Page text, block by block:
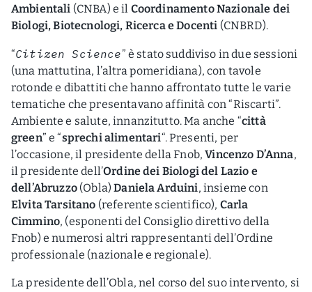
Ambientali (CNBA) e il Coordinamento Nazionale dei
Biologi, Biotecnologi, Ricerca e Docenti (CNBRD).
“Citizen Science” è stato suddiviso in due sessioni
(una mattutina, l’altra pomeridiana), con tavole
rotonde e dibattiti che hanno affrontato tutte le varie
tematiche che presentavano affinità con “Riscarti”.
Ambiente e salute, innanzitutto. Ma anche “città
green” e “sprechi alimentari“. Presenti, per
l’occasione, il presidente della Fnob,Vincenzo D’Anna,
il presidente dell’Ordine dei Biologi del Lazio e
dell’Abruzzo(Obla)Daniela Arduini, insieme con
Elvita Tarsitano (referente scientifico), Carla
Cimmino, (esponenti del Consiglio direttivo della
Fnob) e numerosi altri rappresentanti dell’Ordine
professionale (nazionale e regionale).
La presidente dell’Obla, nel corso del suo intervento, si